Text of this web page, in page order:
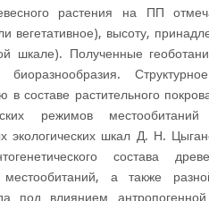
растения на ПП
вегетативное), высоту,
шкале). Полученные
составе растительного
режимов
экологических шкал Д. Н.
состава
местообитаний, а также
под влиянием